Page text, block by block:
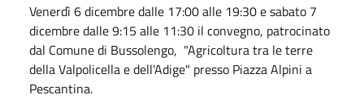
Venerdì 6 dicembre dalle 17:00 alle 19:30 e sabato 7
dicembre dalle 9:15 alle 11:30 il convegno, patrocinato
dal Comune di Bussolengo, "Agricoltura tra le terre
della Valpolicella e dell'Adige" presso Piazza Alpini a
Pescantina.